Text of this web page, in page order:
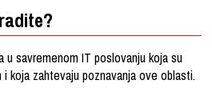
savremenom IT poslovanju koja su
koja zahtevaju poznavanja ove oblasti.